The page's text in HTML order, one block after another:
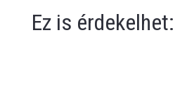
Ez is érdekelhet: